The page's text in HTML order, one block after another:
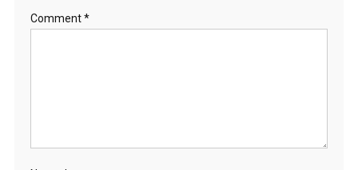
Comment*